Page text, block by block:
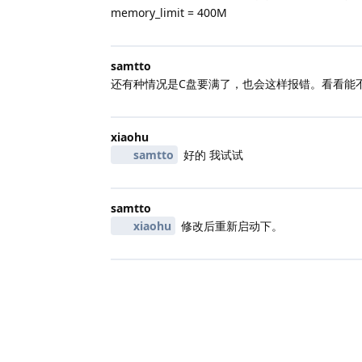
memory_limit = 400M
samtto
还有种情况是C盘要满了，也会这样报错。看看能
xiaohu
samtto
好的 我试试
samtto
xiaohu
修改后重新启动下。